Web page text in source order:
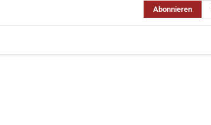
Abonnieren